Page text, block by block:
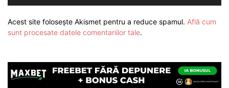
Acest site folosește Akismet pentru a reduce spamul. Află cum
sunt procesate datele comentariilor tale.